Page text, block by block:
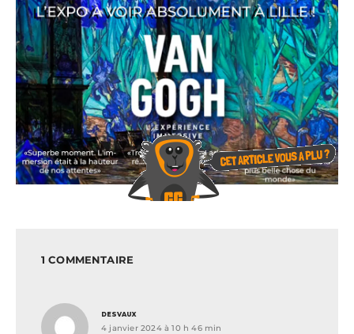
1 COMMENTAIRE
DESVAUX
4 janvier 2024 à 10 h 46 min